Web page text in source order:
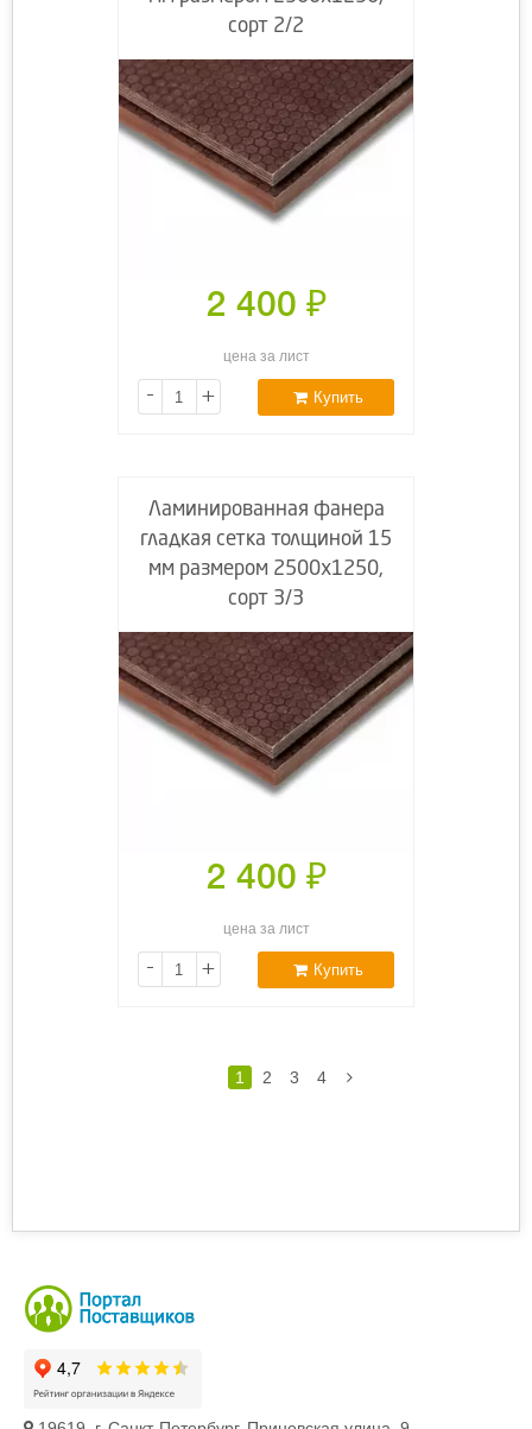
сорт 2/2
2 400 ₽
цена за лист
- + Купить
Ламинированная фанера
гладкая сетка толщиной 15
мм размером 2500х1250,
сорт 3/3
2 400 ₽
цена за лист
- + Купить
1 2 3 4